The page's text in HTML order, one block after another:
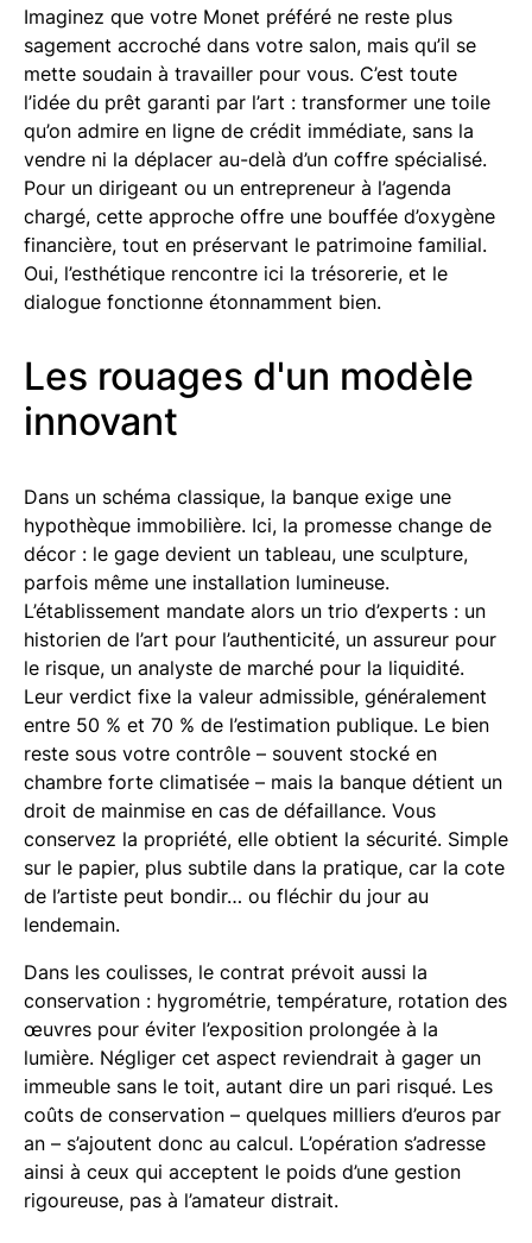
Imaginez que votre Monet préféré ne reste plus
sagement accroché dans votre salon, mais qu’il se
mette soudain à travailler pour vous. C’est toute
l’idée du prêt garanti par l’art : transformer une toile
qu’on admire en ligne de crédit immédiate, sans la
vendre ni la déplacer au-delà d’un coffre spécialisé.
Pour un dirigeant ou un entrepreneur à l’agenda
chargé, cette approche offre une bouffée d’oxygène
financière, tout en préservant le patrimoine familial.
Oui, l’esthétique rencontre ici la trésorerie, et le
dialogue fonctionne étonnamment bien.
Les rouages d'un modèle
innovant
Dans un schéma classique, la banque exige une
hypothèque immobilière. Ici, la promesse change de
décor : le gage devient un tableau, une sculpture,
parfois même une installation lumineuse.
L’établissement mandate alors un trio d’experts : un
historien de l’art pour l’authenticité, un assureur pour
le risque, un analyste de marché pour la liquidité.
Leur verdict fixe la valeur admissible, généralement
entre 50 % et 70 % de l’estimation publique. Le bien
reste sous votre contrôle – souvent stocké en
chambre forte climatisée – mais la banque détient un
droit de mainmise en cas de défaillance. Vous
conservez la propriété, elle obtient la sécurité. Simple
sur le papier, plus subtile dans la pratique, car la cote
de l’artiste peut bondir… ou fléchir du jour au
lendemain.
Dans les coulisses, le contrat prévoit aussi la
conservation : hygrométrie, température, rotation des
œuvres pour éviter l’exposition prolongée à la
lumière. Négliger cet aspect reviendrait à gager un
immeuble sans le toit, autant dire un pari risqué. Les
coûts de conservation – quelques milliers d’euros par
an – s’ajoutent donc au calcul. L’opération s’adresse
ainsi à ceux qui acceptent le poids d’une gestion
rigoureuse, pas à l’amateur distrait.